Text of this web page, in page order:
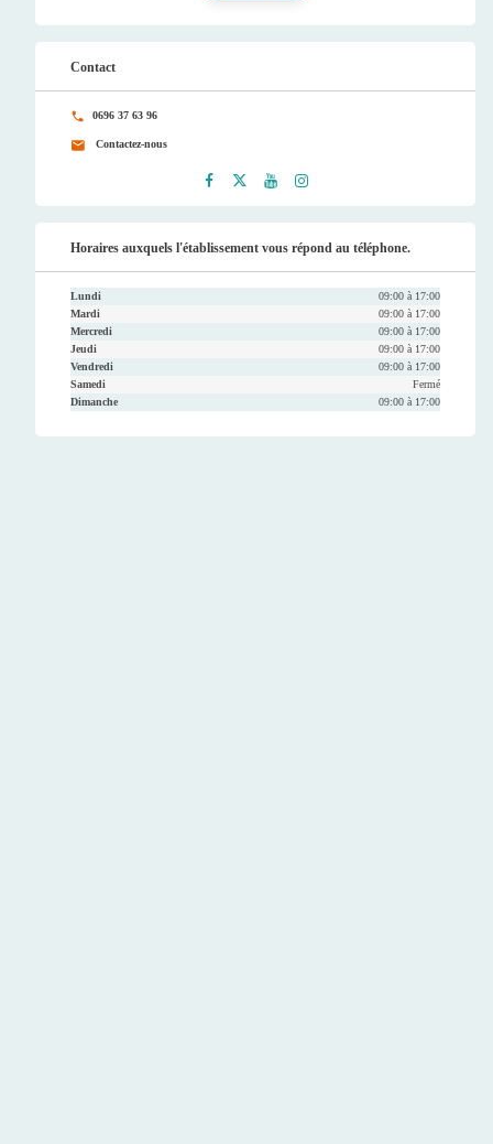
Contact
0696 37 63 96
Contactez-nous
ook
er
be
ram
Horaires auxquels l'établissement vous répond au téléphone.
Lundi
09:00 à 17:00
Mardi
09:00 à 17:00
Mercredi
09:00 à 17:00
Jeudi
09:00 à 17:00
Vendredi
09:00 à 17:00
Samedi
Fermé
Dimanche
09:00 à 17:00